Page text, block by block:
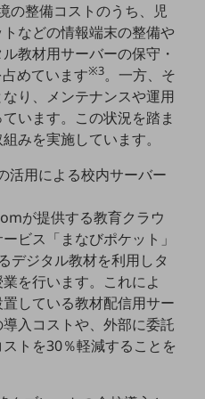
の整備コストのうち、児
などの情報端末の整備や
教材用サーバーの保守・
めています※3。一方、そ
り、メンテナンスや運用
います。この状況を踏ま
みを実施しています。
活用による校内サーバー
が提供する教育クラウ
ビス「まなびポケット」
デジタル教材を利用しタ
を行います。これによ
している教材配信用サー
入コストや、外部に委託
トを30％軽減することを